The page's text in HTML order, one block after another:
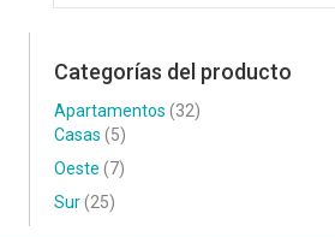
Categorías del producto
Apartamentos (32)
Casas (5)
Oeste (7)
Sur(25)